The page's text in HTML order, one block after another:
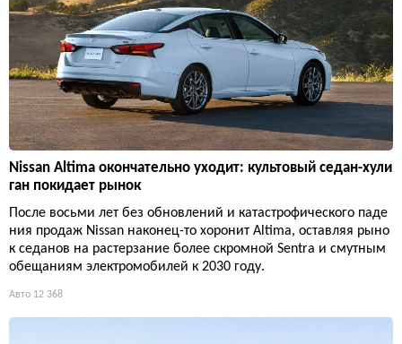
Nissan Altima окончательно уходит: культовый седан-хули
ган покидает рынок
После восьми лет без обновлений и катастрофического паде
ния продаж Nissan наконец-то хоронит Altima, оставляя рыно
к седанов на растерзание более скромной Sentra и смутным
обещаниям электромобилей к 2030 году.
Авто 12 368